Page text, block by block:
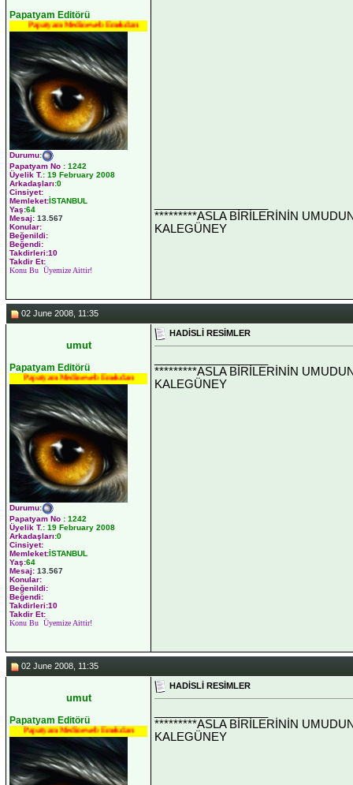
Papatyam Editörü
Papatyam Medineweb Emekdarı
Durumu:
Papatyam No : 1242
Üyelik T.: 19 February 2008
Arkadaşları:0
Cinsiyet:
Memleket:İSTANBUL
Yaş:64
Mesaj: 13.567
Konular:
Beğenildi:
Beğendi:
Takdirleri:10
Takdir Et:
Konu Bu Üyemize Aittir!
*********ASLA BİRİLERİNİN
KALEGÜNEY
02 June 2008, 11:35
umut
Papatyam Editörü
Papatyam Medineweb Emekdarı
Durumu:
Papatyam No : 1242
Üyelik T.: 19 February 2008
Arkadaşları:0
Cinsiyet:
Memleket:İSTANBUL
Yaş:64
Mesaj: 13.567
Konular:
Beğenildi:
Beğendi:
Takdirleri:10
Takdir Et:
Konu Bu Üyemize Aittir!
HADİSLİ RESİMLER
*********ASLA BİRİLERİNİN
KALEGÜNEY
02 June 2008, 11:35
umut
Papatyam Editörü
Papatyam Medineweb Emekdarı
HADİSLİ RESİMLER
*********ASLA BİRİLERİNİN
KALEGÜNEY